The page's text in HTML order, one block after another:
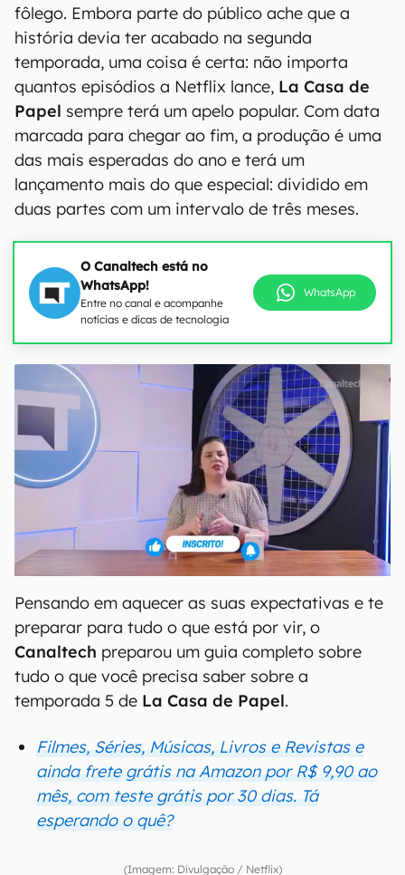
fôlego. Embora parte do público ache que a
história devia ter acabado na segunda
temporada, uma coisa é certa: não importa
quantos episódios a Netflix lance, La Casa de
Papel sempre terá um apelo popular. Com data
marcada para chegar ao fim, a produção é uma
das mais esperadas do ano e terá um
lançamento mais do que especial: dividido em
duas partes com um intervalo de três meses.
O Canaltech está no
WhatsApp!
Entre no canal e acompanhe
notícias e dicas de tecnologia
WhatsApp
Pensando em aquecer as suas expectativas e te
preparar para tudo o que está por vir, o
Canaltech preparou um guia completo sobre
tudo o que você precisa saber sobre a
temporada 5 de La Casa de Papel.
Filmes, Séries, Músicas, Livros e Revistas e
ainda frete grátis na Amazon por R$ 9,90 ao
mês, com teste grátis por 30 dias. Tá
esperando o quê?
(Imagem: Divulgação / Netflix)